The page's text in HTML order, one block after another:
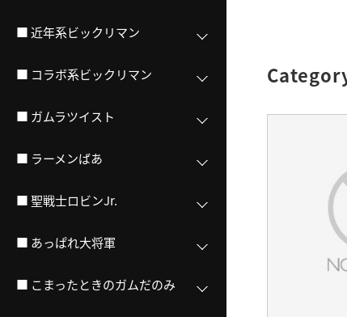
■ 近年系ビックリマン
■ コラボ系ビックリマン
■ ガムラツイスト
■ ラーメンばあ
■ 聖戦士ロビンJr.
■ あっぱれ大将軍
■ こまったときのガムだのみ